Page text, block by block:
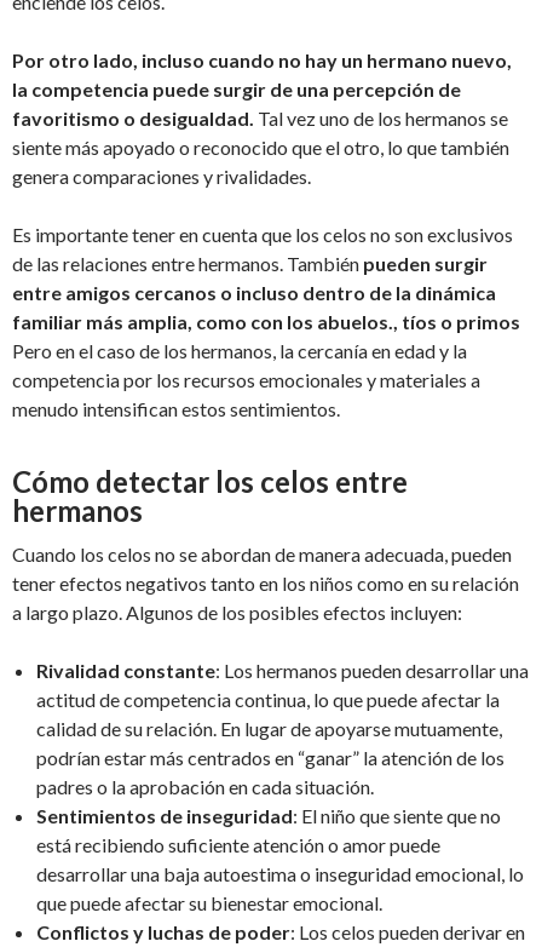
Por otro lado, incluso cuando no hay un hermano nuevo,
la competencia puede surgir de una percepción de
favoritismo o desigualdad. Tal vez uno de los hermanos se
siente más apoyado o reconocido que el otro, lo que también
genera comparaciones y rivalidades.
Es importante tener en cuenta que los celos no son exclusivos
de las relaciones entre hermanos. También pueden surgir
entre amigos cercanos o incluso dentro de la dinámica
familiar más amplia, como con los abuelos., tíos o primos
Pero en el caso de los hermanos, la cercanía en edad y la
competencia por los recursos emocionales y materiales a
menudo intensifican estos sentimientos.
Cómo detectar los celos entre
hermanos
Cuando los celos no se abordan de manera adecuada, pueden
tener efectos negativos tanto en los niños como en su relación
a largo plazo. Algunos de los posibles efectos incluyen:
Rivalidad constante: Los hermanos pueden desarrollar una
actitud de competencia continua, lo que puede afectar la
calidad de su relación. En lugar de apoyarse mutuamente,
podrían estar más centrados en “ganar” la atención de los
padres o la aprobación en cada situación.
Sentimientos de inseguridad: El niño que siente que no
está recibiendo suficiente atención o amor puede
desarrollar una baja autoestima o inseguridad emocional, lo
que puede afectar su bienestar emocional.
Conflictos y luchas de poder: Los celos pueden derivar en